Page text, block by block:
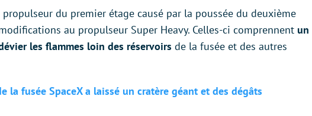
du premier étage causé par la poussée du deuxième
au propulseur Super Heavy. Celles-ci comprennent un
les flammes loin des réservoirs de la fusée et des autres
la fusée SpaceX a laissé un cratère géant et des dégâts